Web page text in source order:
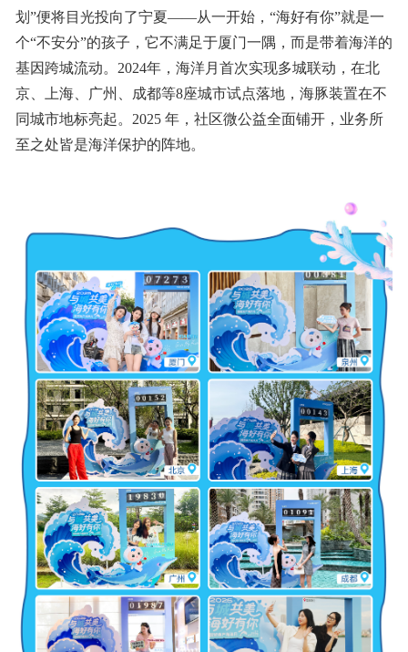
划”便将目光投向了宁夏——从一开始，“海好有你”就是一
个“不安分”的孩子，它不满足于厦门一隅，而是带着海洋的
基因跨城流动。2024年，海洋月首次实现多城联动，在北
京、上海、广州、成都等8座城市试点落地，海豚装置在不
同城市地标亮起。2025 年，社区微公益全面铺开，业务所
至之处皆是海洋保护的阵地。